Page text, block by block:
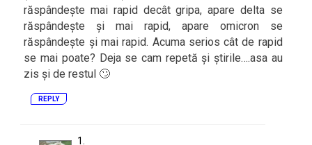
răspândește mai rapid decât gripa, apare delta se
răspândește și mai rapid, apare omicron se
răspândește și mai rapid. Acuma serios cât de rapid
se mai poate? Deja se cam repetă și știrile….asa au
zis și de restul 🙄
REPLY